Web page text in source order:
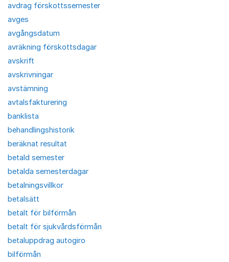
avdrag förskottssemester
avges
avgångsdatum
avräkning förskottsdagar
avskrift
avskrivningar
avstämning
avtalsfakturering
banklista
behandlingshistorik
beräknat resultat
betald semester
betalda semesterdagar
betalningsvillkor
betalsätt
betalt för bilförmån
betalt för sjukvårdsförmån
betaluppdrag autogiro
bilförmån